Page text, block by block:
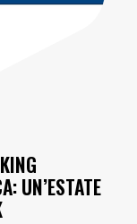
UN’ESTATE